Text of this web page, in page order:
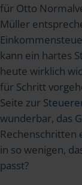
für Otto
Müller
kann ein hartes
heute wirklich
für Schritt
Seite zur
wunderbar, das
Rechenschritten
in so wenigen,
passt?